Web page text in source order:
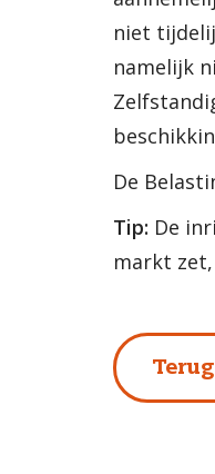
niet
namelijk
De
Tip: De
markt